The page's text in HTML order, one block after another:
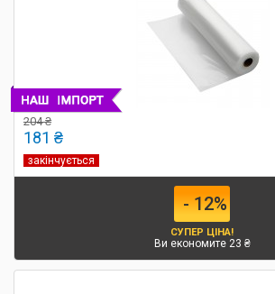
204 ₴
181 ₴
закінчується
- 12%
СУПЕР ЦІНА!
Ви економите 23 ₴